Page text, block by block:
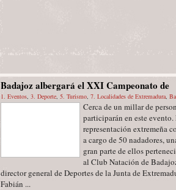
Badajoz albergará el XXI Campeonato de
España “Open” Master de Verano de
1. Eventos, 3. Deporte, 5. Turismo, 7. Localidades de Extremadura,
Campeonatos,Titulares
Cerca de un millar de
participarán en este evento.
representación extremeña
a cargo de 50 nadadores,
gran parte de ellos
al Club Natación de
director general de Deportes de la Junta de
Fabián ...